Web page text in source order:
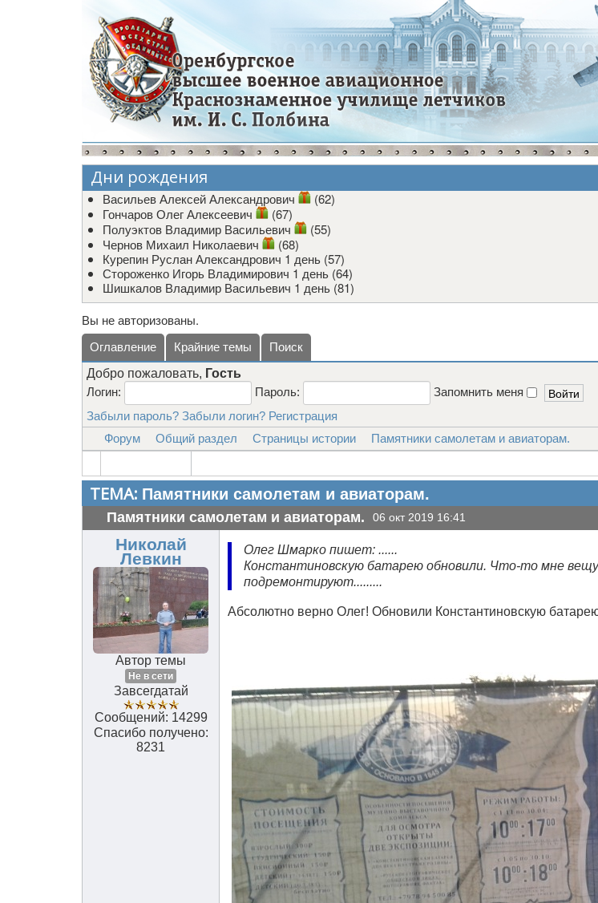
Дни рождения
Васильев Алексей Александрович
(62)
Гончаров Олег Алексеевич
(67)
Полуэктов Владимир Васильевич
(55)
Чернов Михаил Николаевич
(68)
Курепин Руслан Александрович 1 день (57)
Стороженко Игорь Владимирович 1 день (64)
Шишкалов Владимир Васильевич 1 день (81)
Вы не авторизованы.
Оглавление Крайние темы
Поиск
Добро пожаловать, Гость
Логин:
Пароль:
Запомнить меня
Забыли пароль? Забыли логин? Регистрация
Форум
Общий раздел Страницы истории Памятники самолетам и авиаторам.
ТЕМА: Памятники самолетам и авиаторам.
Памятники самолетам и авиаторам. 06 окт 2019 16:41
Николай
Левкин
Автор темы
Не в сети
Завсегдатай
Сообщений: 14299
Спасибо получено:
8231
Олег Шмарко пишет: ......
Константиновскую батарею обновили. Что-то мне
подремонтируют.........
Абсолютно верно Олег! Обновили Константиновскую